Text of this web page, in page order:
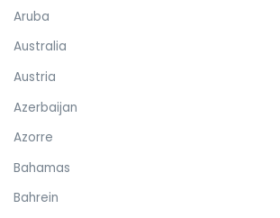
Aruba
Australia
Austria
Azerbaijan
Azorre
Bahamas
Bahrein